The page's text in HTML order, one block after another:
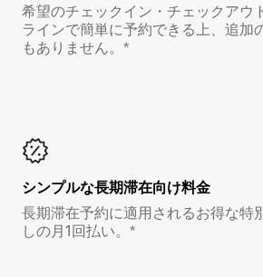
希望のチェックイン・チェックアウ
ラインで簡単に予約できる上、追加
もありません。*
シンプルな長期滞在向け料金
長期滞在予約に適用されるお得な特
しの月1回払い。*